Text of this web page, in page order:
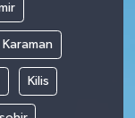
Karaman
Kilis